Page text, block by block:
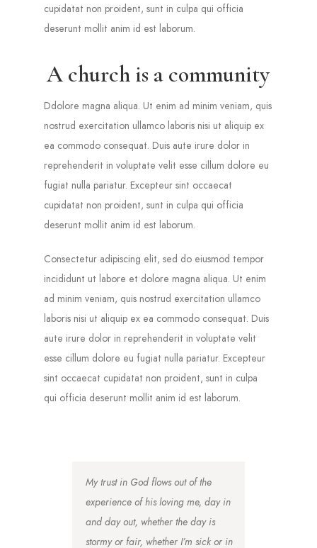
cupidatat non proident, sunt in culpa qui officia
deserunt mollit anim id est laborum.
A church is a community
Ddolore magna aliqua. Ut enim ad minim veniam, quis
nostrud exercitation ullamco laboris nisi ut aliquip ex
ea commodo consequat. Duis aute irure dolor in
reprehenderit in voluptate velit esse cillum dolore eu
fugiat nulla pariatur. Excepteur sint occaecat
cupidatat non proident, sunt in culpa qui officia
deserunt mollit anim id est laborum.
Consectetur adipiscing elit, sed do eiusmod tempor
incididunt ut labore et dolore magna aliqua. Ut enim
ad minim veniam, quis nostrud exercitation ullamco
laboris nisi ut aliquip ex ea commodo consequat. Duis
aute irure dolor in reprehenderit in voluptate velit
esse cillum dolore eu fugiat nulla pariatur. Excepteur
sint occaecat cupidatat non proident, sunt in culpa
qui officia deserunt mollit anim id est laborum.
My trust in God flows out of the
experience of his loving me, day in
and day out, whether the day is
stormy or fair, whether I’m sick or in